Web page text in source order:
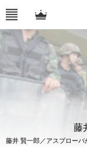
藤
藤井 賢一郎／アスプローバ